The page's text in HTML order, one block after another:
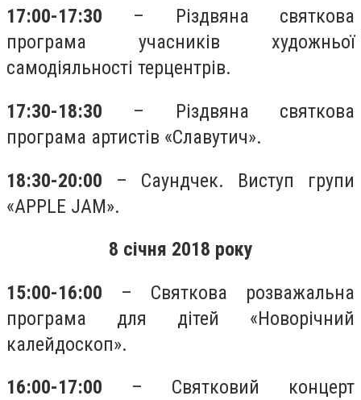
17:00-17:30 – Різдвяна святкова
програма учасників художньої
самодіяльності терцентрів.
17:30-18:30 – Різдвяна святкова
програма артистів «Славутич».
18:30-20:00 – Саундчек. Виступ групи
«APPLE JAM».
8 січня 2018 року
15:00-16:00 – Святкова розважальна
програма для дітей «Новорічний
калейдоскоп».
16:00-17:00 – Святковий концерт